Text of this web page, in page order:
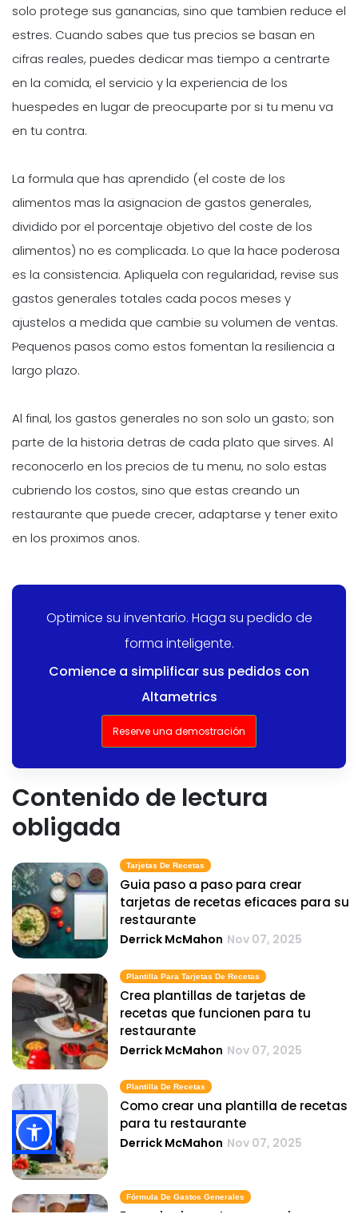
solo protege sus ganancias, sino que tambien reduce el
estres. Cuando sabes que tus precios se basan en
cifras reales, puedes dedicar mas tiempo a centrarte
en la comida, el servicio y la experiencia de los
huespedes en lugar de preocuparte por si tu menu va
en tu contra.
La formula que has aprendido (el coste de los
alimentos mas la asignacion de gastos generales,
dividido por el porcentaje objetivo del coste de los
alimentos) no es complicada. Lo que la hace poderosa
es la consistencia. Apliquela con regularidad, revise sus
gastos generales totales cada pocos meses y
ajustelos a medida que cambie su volumen de ventas.
Pequenos pasos como estos fomentan la resiliencia a
largo plazo.
Al final, los gastos generales no son solo un gasto; son
parte de la historia detras de cada plato que sirves. Al
reconocerlo en los precios de tu menu, no solo estas
cubriendo los costos, sino que estas creando un
restaurante que puede crecer, adaptarse y tener exito
en los proximos anos.
Optimice su inventario. Haga su pedido de
forma inteligente.
Comience a simplificar sus pedidos con
Altametrics
Reserve una demostración
Contenido de lectura
obligada
Tarjetas De Recetas
Guia paso a paso para crear
tarjetas de recetas eficaces para su
restaurante
Derrick McMahon Nov 07, 2025
Plantilla Para Tarjetas De Recetas
Crea plantillas de tarjetas de
recetas que funcionen para tu
restaurante
Derrick McMahon Nov 07, 2025
Plantilla De Recetas
Como crear una plantilla de recetas
para tu restaurante
Derrick McMahon Nov 07, 2025
Fórmula De Gastos Generales
Formula de gastos generales